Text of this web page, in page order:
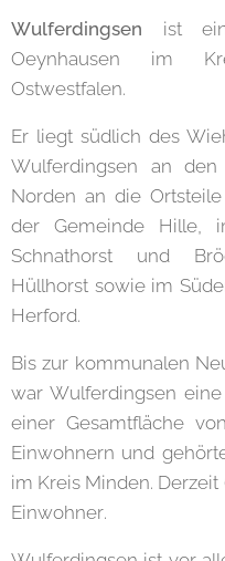
Wulferdingsen ist ein
Oeynhausen im
Ostwestfalen.
Er liegt südlich des
Wulferdingsen an
Norden an die
der Gemeinde Hille,
Schnathorst und
Hüllhorst sowie im
Herford.
Bis zur kommunalen
war Wulferdingsen
einer Gesamtfläche
Einwohnern und
im Kreis Minden. Derzeit
Einwohner.